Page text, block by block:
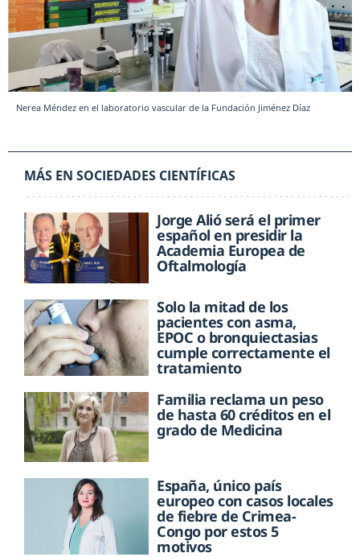
Nerea Méndez en el laboratorio vascular de la Fundación Jiménez Díaz
MÁS EN SOCIEDADES CIENTÍFICAS
Jorge Alió será el primer
español en presidir la
Academia Europea de
Oftalmología
Solo la mitad de los
pacientes con asma,
EPOC o bronquiectasias
cumple correctamente el
tratamiento
Familia reclama un peso
de hasta 60 créditos en el
grado de Medicina
España, único país
europeo con casos locales
de fiebre de Crimea-
Congo por estos 5
motivos